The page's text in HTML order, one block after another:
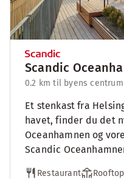
Scandic
0.2 km til byens centrum
Et stenkast fra
havet, finder du det
Oceanhamnen og
Scandic
Restaurant